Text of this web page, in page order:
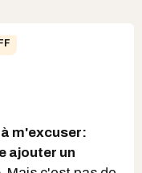
m'excuser:
ajouter un